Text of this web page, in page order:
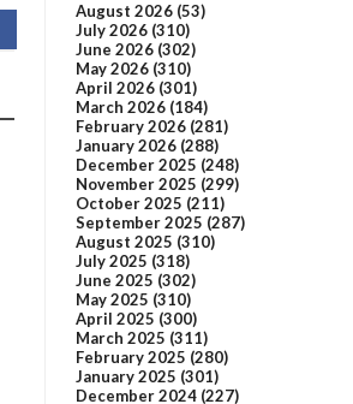
August 2026 (53)
July 2026 (310)
June 2026 (302)
May 2026 (310)
April 2026 (301)
March 2026 (184)
February 2026 (281)
January 2026 (288)
December 2025 (248)
November 2025 (299)
October 2025 (211)
September 2025 (287)
August 2025 (310)
July 2025 (318)
June 2025 (302)
May 2025 (310)
April 2025 (300)
March 2025 (311)
February 2025 (280)
January 2025 (301)
December 2024 (227)